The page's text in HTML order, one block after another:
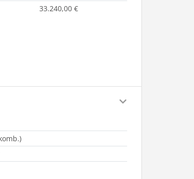
33.240,00 €